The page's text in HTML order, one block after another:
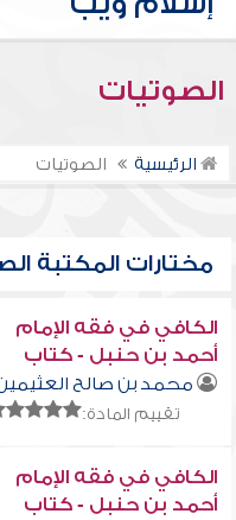
الصوتيات
الرئيسية الصوتيات
مختارات المكتبة
الكافي في فقه الإمام
أحمد بن حنبل - كتاب
البيوع (14)
محمد بن صالح
تقييم المادة:
الكافي في فقه الإمام
أحمد بن حنبل - كتاب